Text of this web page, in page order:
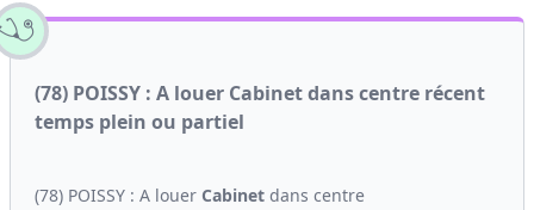
(78) POISSY : A louer Cabinet dans centre récent
temps plein ou partiel
(78) POISSY : A louer Cabinet dans centre